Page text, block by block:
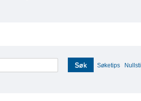
Søk Søketips Nullstill